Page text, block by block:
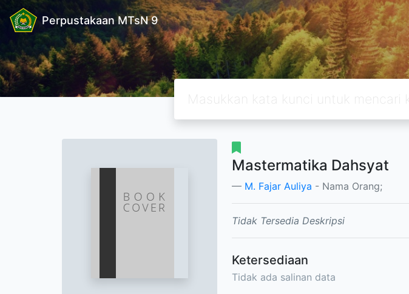
Perpustakaan MTsN 9
Mastermatika Dahsyat
M. Fajar Auliya - Nama Orang;
Tidak Tersedia Deskripsi
Ketersediaan
Tidak ada salinan data